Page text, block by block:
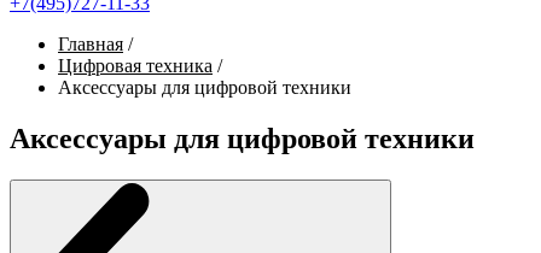
Главная /
Цифровая техника /
Аксессуары для цифровой техники
Аксессуары для цифровой техники